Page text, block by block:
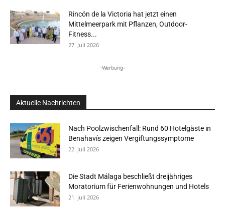
Rincón de la Victoria hat jetzt einen
Mittelmeerpark mit Pflanzen, Outdoor-
Fitness...
27. Juli 2026
-Werbung-
Aktuelle Nachrichten
Nach Poolzwischenfall: Rund 60 Hotelgäste in
Benahavís zeigen Vergiftungssymptome
22. Juli 2026
Die Stadt Málaga beschließt dreijähriges
Moratorium für Ferienwohnungen und Hotels
21. Juli 2026